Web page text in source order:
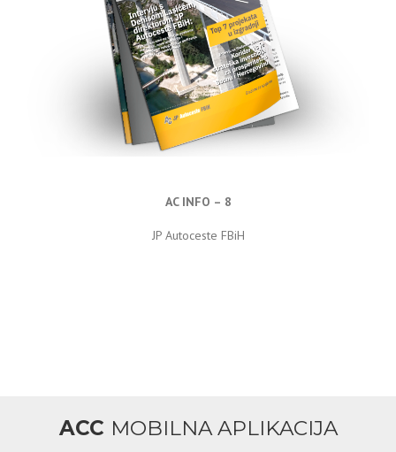
AC INFO – 8
JP Autoceste FBiH
ACC MOBILNA APLIKACIJA